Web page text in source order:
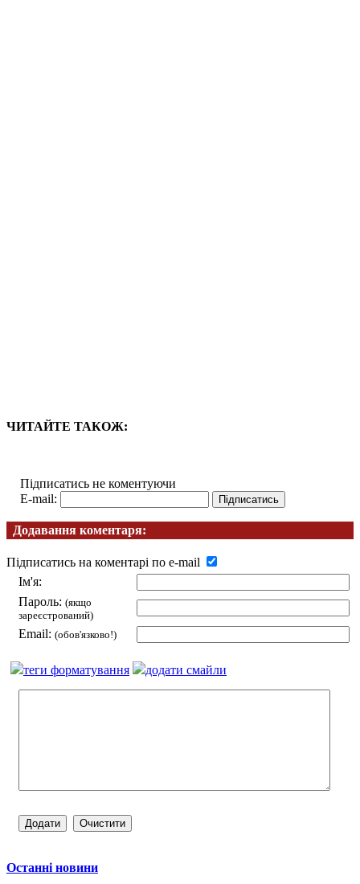
ЧИТАЙТЕ ТАКОЖ:
Підписатись не коментуючи
E-mail:
Додавання коментаря:
Підписатись на коментарі по e-mail
Ім'я:
Пароль: (якщо
зареєстрований)
Email: (обов'язково!)
теги форматування додати смайли
Останні новини